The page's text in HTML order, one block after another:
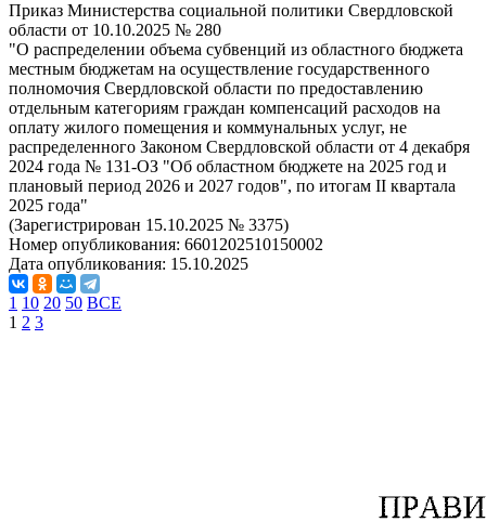
Приказ Министерства социальной политики Свердловской
области от 10.10.2025 № 280
"О распределении объема субвенций из областного бюджета
местным бюджетам на осуществление государственного
полномочия Свердловской области по предоставлению
отдельным категориям граждан компенсаций расходов на
оплату жилого помещения и коммунальных услуг, не
распределенного Законом Свердловской области от 4 декабря
2024 года № 131-ОЗ "Об областном бюджете на 2025 год и
плановый период 2026 и 2027 годов", по итогам II квартала
2025 года"
(Зарегистрирован 15.10.2025 № 3375)
Номер опубликования: 6601202510150002
Дата опубликования: 15.10.2025
1 10 20 50 ВСЕ
1 2 3